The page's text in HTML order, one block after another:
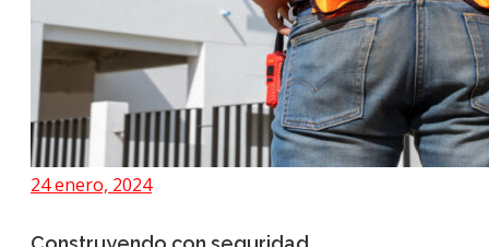
24 enero, 2024